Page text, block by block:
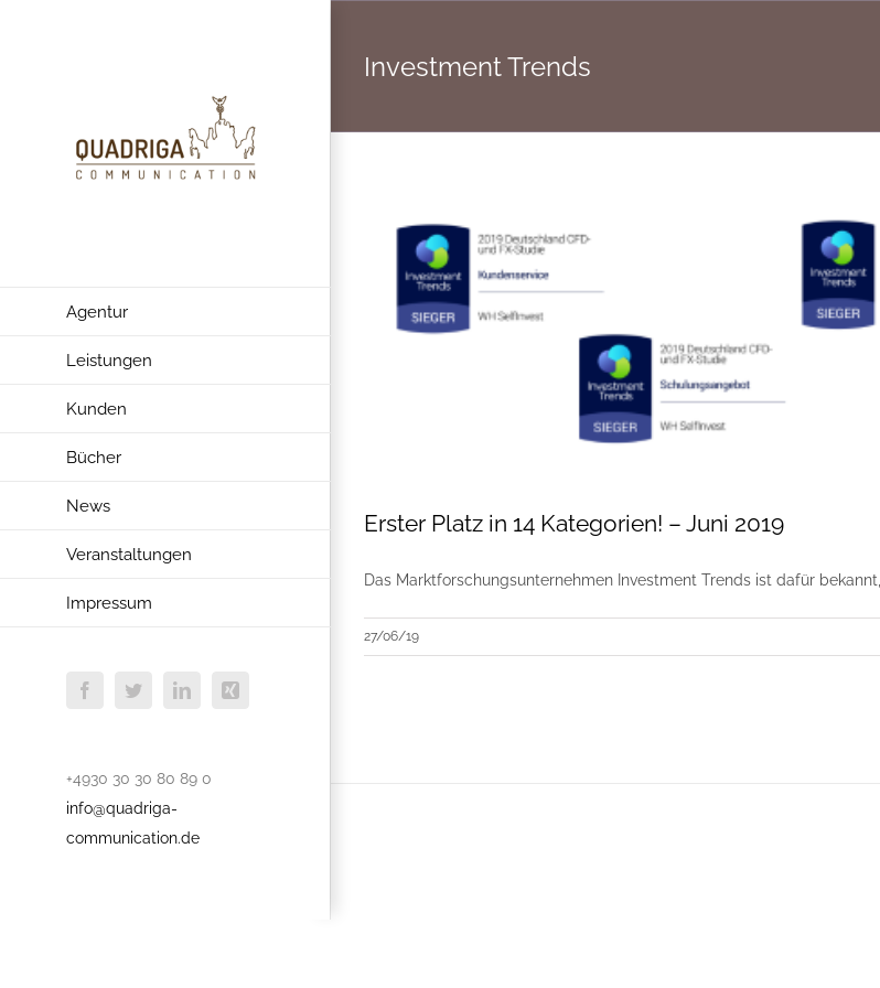
Agentur
Leistungen
Kunden
Bücher
News
Veranstaltungen
Impressum
FacebookTwitterLinkedInXing
+4930 30 30 80 89 0
info@quadriga-
communication.de
Investment Trends
Erster Platz in 14 Kategorien! – Juni 2019
Das Marktforschungsunternehmen Investment Trends ist dafür
27/06/19